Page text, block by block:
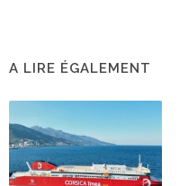
A LIRE ÉGALEMENT